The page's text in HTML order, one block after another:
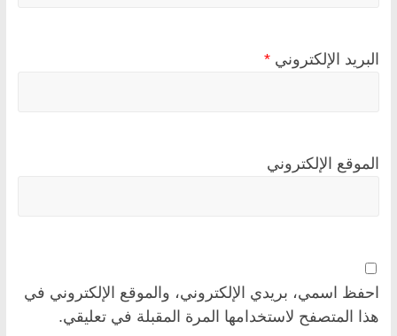
البريد الإلكتروني *
الموقع الإلكتروني
احفظ اسمي، بريدي الإلكتروني، والموقع الإلكتروني في
هذا المتصفح لاستخدامها المرة المقبلة في تعليقي.